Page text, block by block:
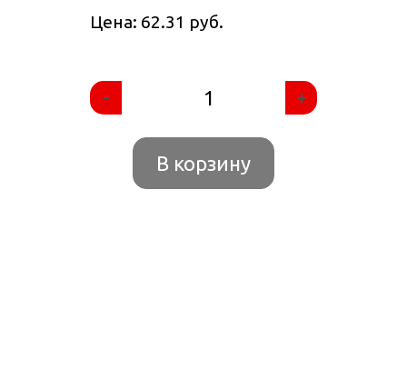
Цена: 62.31 руб.
- +
В корзину